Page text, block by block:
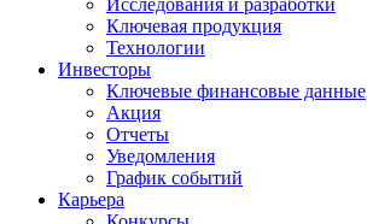
Исследования и разработки
Ключевая продукция
Технологии
Инвесторы
Ключевые финансовые данные
Акция
Отчеты
Уведомления
График событий
Карьера